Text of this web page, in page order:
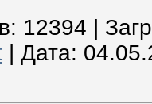
12394 |
| Дата: